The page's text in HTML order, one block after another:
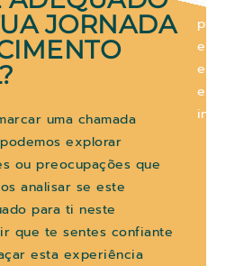
e
em
JORNADA
uma chamada
explorar
ou preocupações que
analisar se este
para ti neste
que te sentes confiante
esta experiência